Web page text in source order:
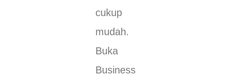
cukup
mudah.
Buka
Business